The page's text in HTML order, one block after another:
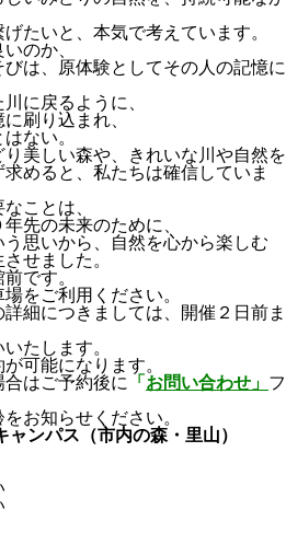
たいと、本気で考えています。
のか、
は、原体験としてその人の記憶に
に戻るように、
刷り込まれ、
ない。
美しい森や、きれいな川や自然を
めると、私たちは確信していま
ことは、
先の未来のために、
思いから、自然を心から楽しむ
せました。
です。
をご利用ください。
詳細につきましては、開催２日前ま
たします。
可能になります。
はご予約後に
「 お問い合わせ」 フ
お知らせください。
ンパス（市内の森・里山）